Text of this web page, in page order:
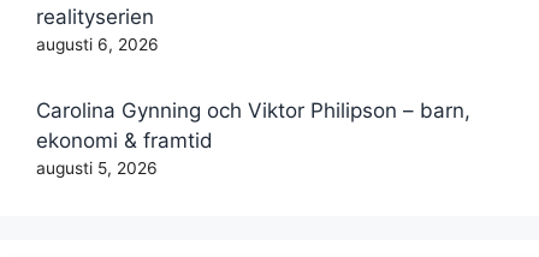
realityserien
augusti 6, 2026
Carolina Gynning och Viktor Philipson – barn,
ekonomi & framtid
augusti 5, 2026